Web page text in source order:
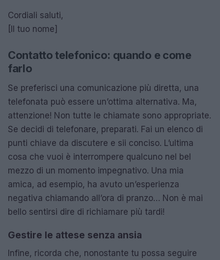
Cordiali saluti,
[Il tuo nome]
Contatto telefonico: quando e come
farlo
Se preferisci una comunicazione più diretta, una
telefonata può essere un’ottima alternativa. Ma,
attenzione! Non tutte le chiamate sono appropriate.
Se decidi di telefonare, preparati. Fai un elenco di
punti chiave da discutere e sii conciso. L’ultima
cosa che vuoi è interrompere qualcuno nel bel
mezzo di un momento impegnativo. Una mia
amica, ad esempio, ha avuto un’esperienza
negativa chiamando all’ora di pranzo… Non è mai
bello sentirsi dire di richiamare più tardi!
Gestire le attese senza ansia
Infine, ricorda che, nonostante tu possa seguire